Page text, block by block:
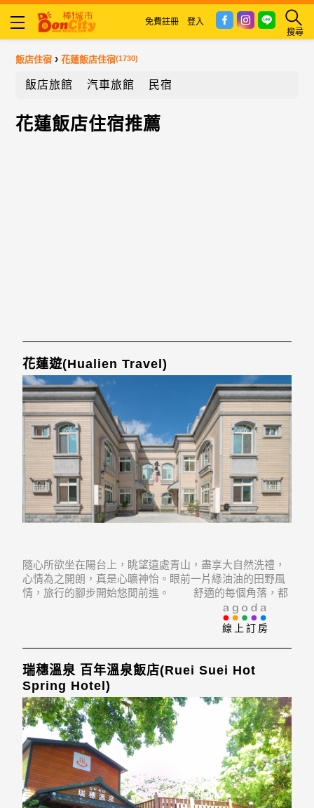
搜尋
免費註冊 登入
飯店住宿 ›花蓮飯店住宿(1730)
飯店旅館 汽車旅館 民宿
花蓮飯店住宿推薦
花蓮遊(Hualien Travel)
隨心所欲坐在陽台上，眺望遠處青山，盡享大自然洗禮，
心情為之開朗，真是心曠神怡。眼前一片綠油油的田野風
情，旅行的腳步開始悠閒前進。 舒適的每個角落，都
是花蓮遊為每一位到訪的旅人，貼心的設計。舒適的餐廳
是用餐聯誼的好地方，適合家族旅遊或好友相約出遊。
線上訂房
瑞穗溫泉 百年溫泉飯店(Ruei Suei Hot
Spring Hotel)